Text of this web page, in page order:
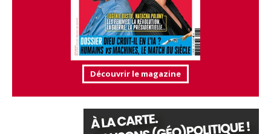
Découvrir le magazine